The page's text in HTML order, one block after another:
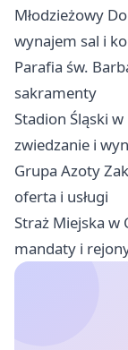
Młodzieżowy
wynajem sal i
Parafia św.
sakramenty
Stadion Śląski
zwiedzanie i
Grupa Azoty
oferta i usługi
Straż Miejska w
mandaty i